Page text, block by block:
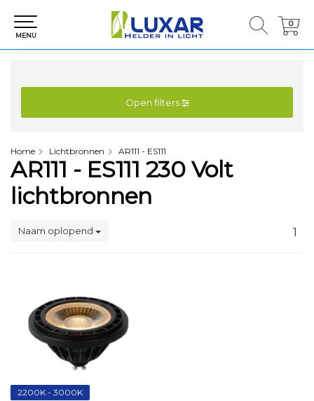
0
0
MENU
Open filters
Home Lichtbronnen AR111 - ES111
AR111 - ES111 230 Volt
lichtbronnen
Naam oplopend 1
2200K - 3000K